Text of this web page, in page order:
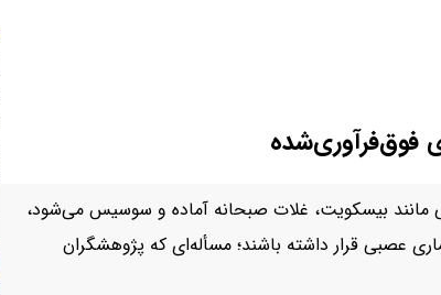
فوق‌فرآوری‌شده
مانند بیسکویت، غلات صبحانه آماده و سوسیس می‌شود،
عصبی قرار داشته باشند؛ مسأله‌ای که پژوهشگران